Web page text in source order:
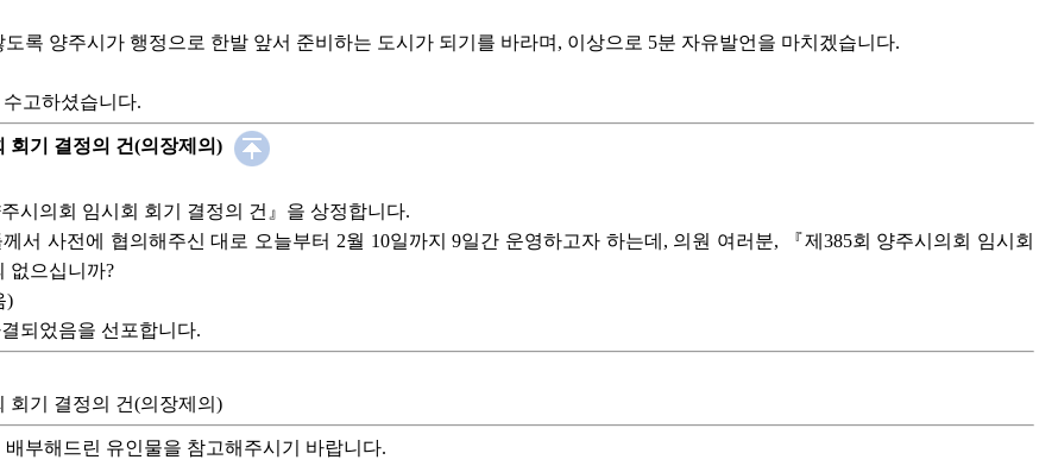
록 양주시가 행정으로 한발 앞서 준비하는 도시가 되기를 바라며, 이상으로 5분 자유발언을 마치겠습니다.
고하셨습니다.
회기 결정의 건(의장제의)
시의회 임시회 회기 결정의 건』을 상정합니다.
서 사전에 협의해주신 대로 오늘부터 2월 10일까지 9일간 운영하고자 하는데, 의원 여러분, 『제385회 양주시의회 임시회
없으십니까?
)
되었음을 선포합니다.
회기 결정의 건(의장제의)
부해드린 유인물을 참고해주시기 바랍니다.